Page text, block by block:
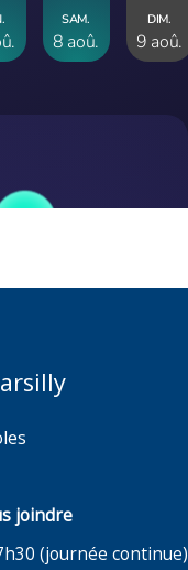
joindre
(journée continue)